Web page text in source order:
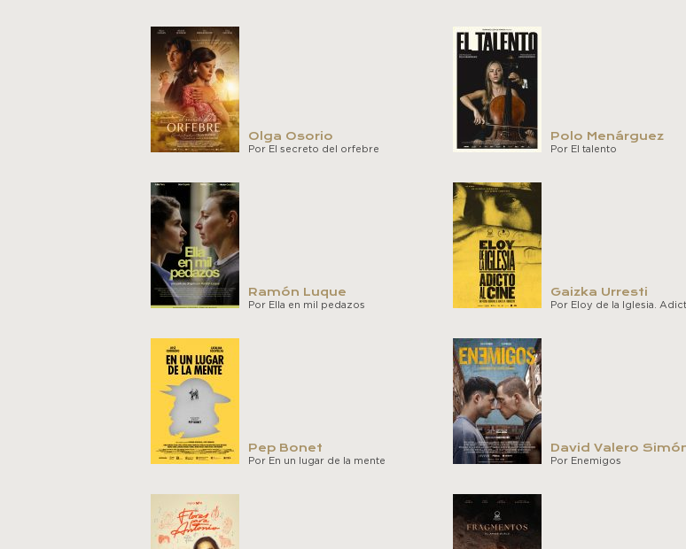
Olga Osorio
Por El secreto del orfebre
Polo Menárguez
Por El talento
Ramón Luque
Por Ella en mil pedazos
Gaizka Urresti
Por Eloy de la Iglesia.
Pep Bonet
Por En un lugar de la mente
David Valero
Por Enemigos